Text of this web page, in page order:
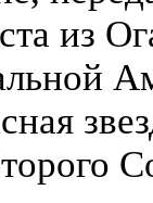
из